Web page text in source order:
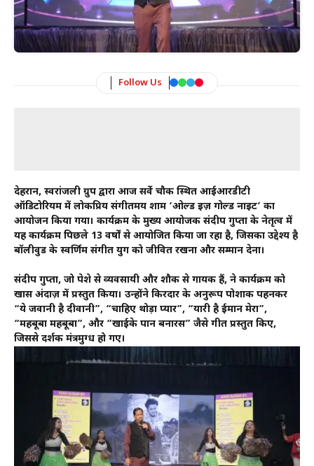
Follow Us
देहरादून, स्वरांजली ग्रुप द्वारा आज सर्वे चौक स्थित आईआरडीटी
ऑडिटोरियम में लोकप्रिय संगीतमय शाम ‘ओल्ड इज़ गोल्ड नाइट’ का
आयोजन किया गया। कार्यक्रम के मुख्य आयोजक संदीप गुप्ता के नेतृत्व में
यह कार्यक्रम पिछले 13 वर्षों से आयोजित किया जा रहा है, जिसका उद्देश्य है
बॉलीवुड के स्वर्णिम संगीत युग को जीवित रखना और सम्मान देना।
संदीप गुप्ता, जो पेशे से व्यवसायी और शौक से गायक हैं, ने कार्यक्रम को
खास अंदाज़ में प्रस्तुत किया। उन्होंने किरदार के अनुरूप पोशाक पहनकर
“ये जवानी है दीवानी”, “चाहिए थोड़ा प्यार”, “यारी है ईमान मेरा”,
“महबूबा महबूबा”, और “खाईके पान बनारस” जैसे गीत प्रस्तुत किए,
जिससे दर्शक मंत्रमुग्ध हो गए।